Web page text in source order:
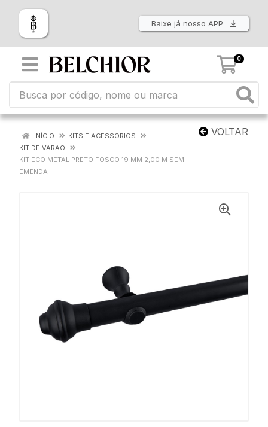
Baixe já nosso APP
0
VOLTAR
INÍCIO
KITS E ACESSORIOS
KIT DE VARAO
KIT ECO METAL PRETO FOSCO 19 MM 2,00 M SEM
EMENDA